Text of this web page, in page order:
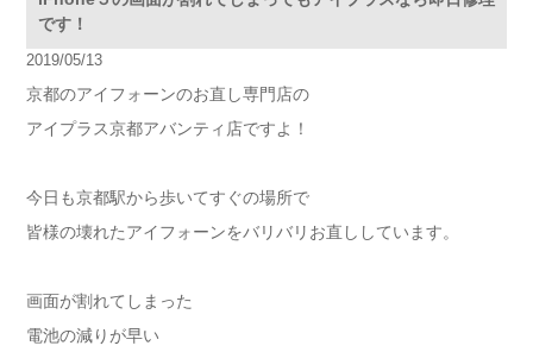
です！
2019/05/13
京都のアイフォーンのお直し専門店の
アイプラス京都アバンティ店ですよ！
今日も京都駅から歩いてすぐの場所で
皆様の壊れたアイフォーンをバリバリお直ししています。
画面が割れてしまった
電池の減りが早い